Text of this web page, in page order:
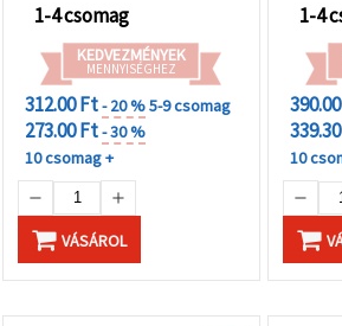
1-4 csomag
KEDVEZMÉNYEK
MENNYISÉGHEZ
312.00 Ft- 20 %5-9 csomag
273.00 Ft- 30 %
10 csomag +
VÁSÁROL
1-4
10